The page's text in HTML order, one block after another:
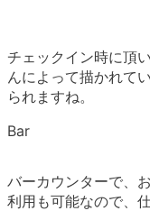
チェックイン時に頂
んによって描かれて
られますね。
Bar
バーカウンターで、
利用も可能なので、